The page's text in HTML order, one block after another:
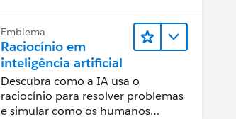
Emblema
Raciocínio em
inteligência artificial
Descubra como a IA usa o
raciocínio para resolver problemas
e simular como os humanos